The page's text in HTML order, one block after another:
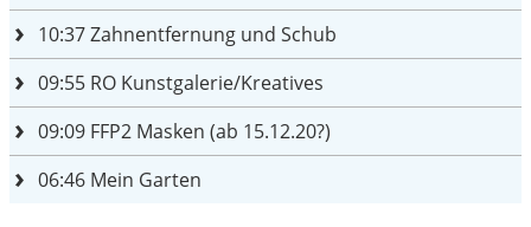
10:37Zahnentfernung und Schub
09:55 RO Kunstgalerie/Kreatives
09:09 FFP2 Masken (ab 15.12.20?)
06:46 Mein Garten